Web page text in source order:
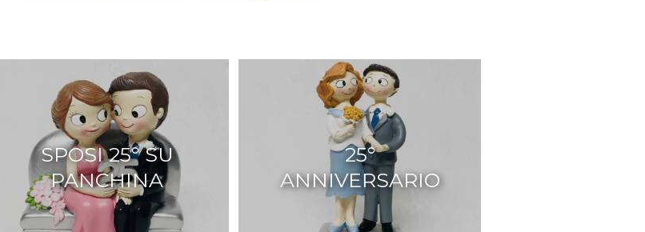
SPOSI 25° SU
PANCHINA
25°
ANNIVERSARIO